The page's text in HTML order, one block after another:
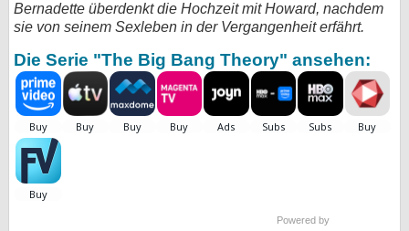
Bernadette überdenkt die Hochzeit mit Howard, nachdem
sie von seinem Sexleben in der Vergangenheit erfährt.
Die Serie "The Big Bang Theory" ansehen:
Powered by
Gewinnspiele
Forum
bei X